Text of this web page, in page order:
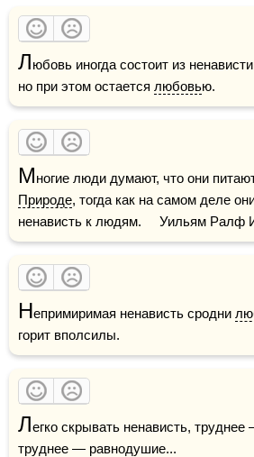
Любовь иногда состоит из
но при этом остается любовью.
Многие люди думают, что они
Природе, тогда как на самом деле
ненависть к людям.     Уильям Ралф
Непримиримая ненависть сродни
горит вполсилы.
Легко скрывать ненависть, труднее
труднее — равнодушие...